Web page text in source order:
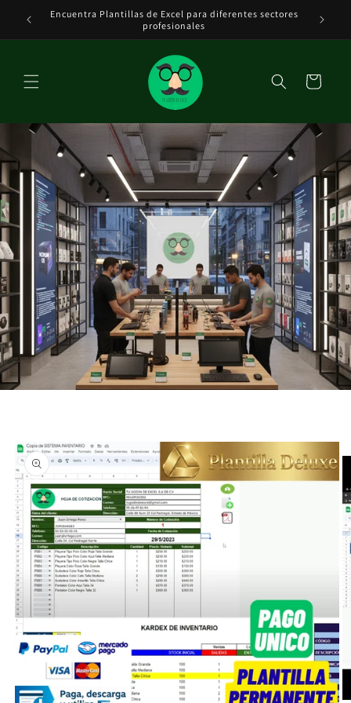
directamenteEncuentra Plantillas de Excel para diferentes sectores
profesionales
Carrito
información
del producto